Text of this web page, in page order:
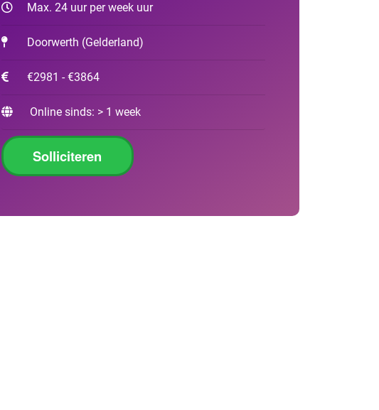
Max. 24 uur per week uur
Doorwerth (Gelderland)
€2981 - €3864
Online sinds: > 1 week
Solliciteren